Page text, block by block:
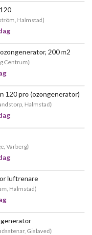
Halmstad)
JÄTTEPOPULÄR
200 m2
Centrum)
JÄTTEPOPULÄR
120 pro (ozongenerator)
Halmstad)
Varberg)
JÄTTEPOPULÄR
luftrenare
Halmstad)
Gislaved)